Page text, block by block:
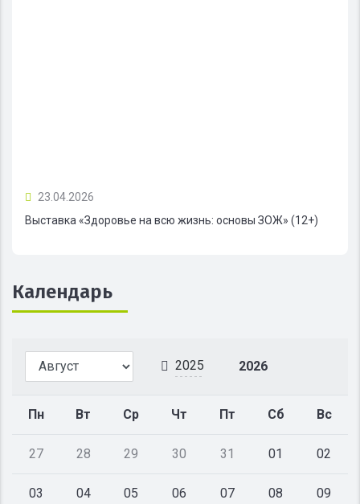
23.04.2026
Выставка «Здоровье на всю жизнь: основы ЗОЖ» (12+)
Календарь
2025 2026
Пн Вт Ср Чт Пт Сб Вс
27 28 29 30 31 01 02
03 04 05 06 07 08 09